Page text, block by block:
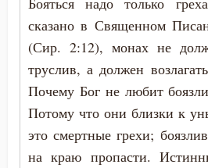
сказано в Священном
(Сир. 2:12), монах не
труслив, а должен
Почему Бог не любит
Потому что они близки к
это смертные грехи;
на краю пропасти.